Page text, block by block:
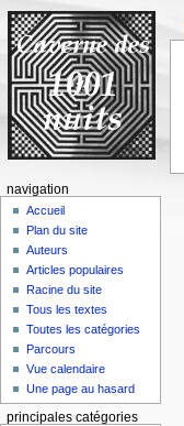
navigation
Accueil
Plan du site
Auteurs
Articles populaires
Racine du site
Tous les textes
Toutes les catégories
Parcours
Vue calendaire
Une page au hasard
principales catégories